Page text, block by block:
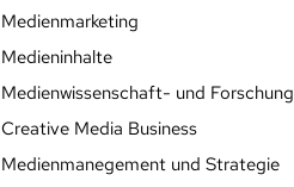
Medienmarketing
Medieninhalte
Medienwissenschaft- und Forschung
Creative Media Business
Medienmanegement und Strategie